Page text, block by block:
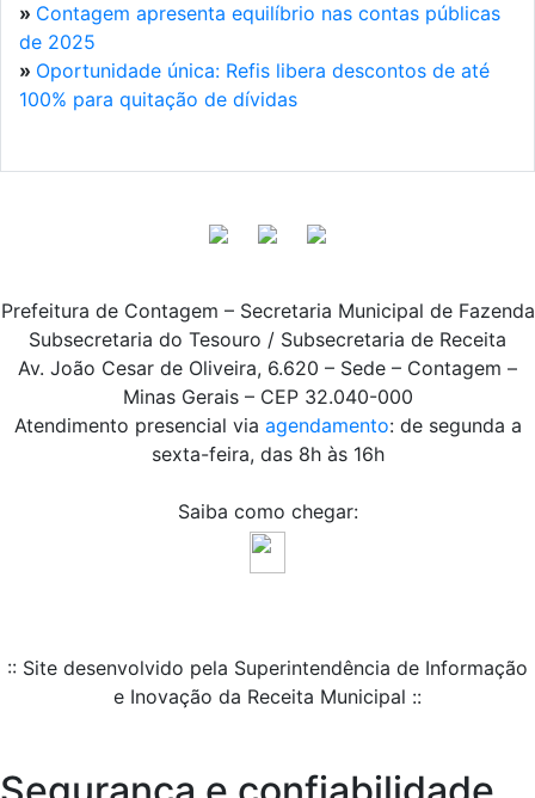
» Contagem apresenta equilíbrio nas contas públicas
de 2025
» Oportunidade única: Refis libera descontos de até
100% para quitação de dívidas
Prefeitura de Contagem – Secretaria Municipal de Fazenda
Subsecretaria do Tesouro / Subsecretaria de Receita
Av. João Cesar de Oliveira, 6.620 – Sede – Contagem –
Minas Gerais – CEP 32.040-000
Atendimento presencial via agendamento: de segunda a
sexta-feira, das 8h às 16h
Saiba como chegar:
:: Site desenvolvido pela Superintendência de Informação
e Inovação da Receita Municipal ::